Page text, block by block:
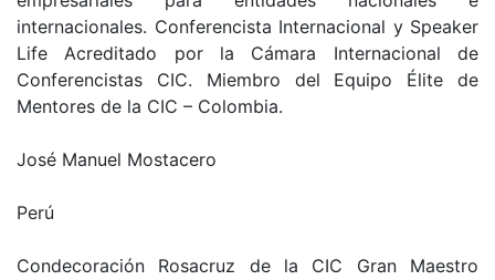
internacionales. Conferencista Internacional y Speaker
Life Acreditado por la Cámara Internacional de
Conferencistas CIC. Miembro del Equipo Élite de
Mentores de la CIC – Colombia.
José Manuel Mostacero
Perú
Condecoración Rosacruz de la CIC Gran Maestro